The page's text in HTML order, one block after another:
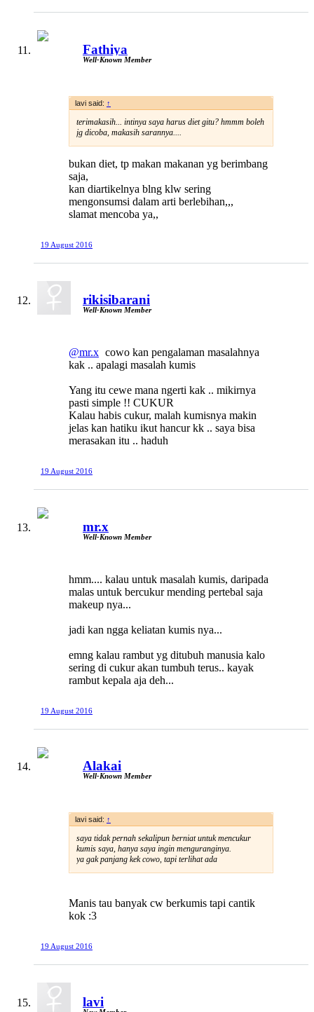
Fathiya
Well-Known Member
lavi said: ↑
terimakasih... intinya saya harus diet gitu? hmmm boleh
jg dicoba, makasih sarannya....
bukan diet, tp makan makanan yg berimbang
saja,
kan diartikelnya blng klw sering
mengonsumsi dalam arti berlebihan,,,
slamat mencoba ya,,
19 August 2016
rikisibarani
Well-Known Member
@mr.x cowo kan pengalaman masalahnya
kak .. apalagi masalah kumis
Yang itu cewe mana ngerti kak .. mikirnya
pasti simple !! CUKUR
Kalau habis cukur, malah kumisnya makin
jelas kan hatiku ikut hancur kk .. saya bisa
merasakan itu .. haduh
19 August 2016
mr.x
Well-Known Member
hmm.... kalau untuk masalah kumis, daripada
malas untuk bercukur mending pertebal saja
makeup nya...
jadi kan ngga keliatan kumis nya...
emng kalau rambut yg ditubuh manusia kalo
sering di cukur akan tumbuh terus.. kayak
rambut kepala aja deh...
19 August 2016
Alakai
Well-Known Member
lavi said: ↑
saya tidak pernah sekalipun berniat untuk mencukur
kumis saya, hanya saya ingin menguranginya.
ya gak panjang kek cowo, tapi terlihat ada
Manis tau banyak cw berkumis tapi cantik
kok :3
19 August 2016
lavi